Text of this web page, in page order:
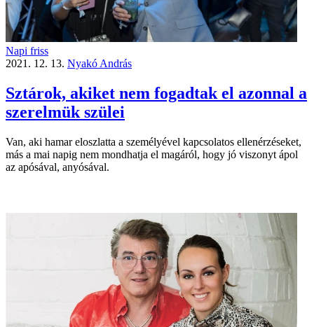
Napi friss
2021. 12. 13. Nyakó András
Sztárok, akiket nem fogadtak el azonnal a
szerelmük szülei
Van, aki hamar eloszlatta a személyével kapcsolatos ellenérzéseket,
más a mai napig nem mondhatja el magáról, hogy jó viszonyt ápol
az apósával, anyósával.